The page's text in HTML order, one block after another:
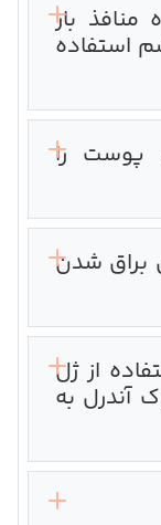
باز
استفاده
پوست را
براق شدن
از ژل
آندرل به